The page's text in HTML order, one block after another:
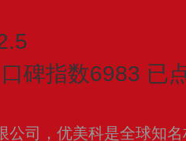
口碑指数6983 已
公司，优美科是全球知